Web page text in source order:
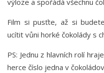
výloze a spořádá všechnu
Film si pusťte, až si
ucítit vůni horké čokolády s
PS: Jednu z hlavních rolí
herce číslo jedna v